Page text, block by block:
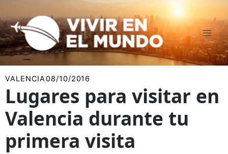
al
contenido
VALENCIA08/10/2016
Lugares para visitar en
Valencia durante tu
primera visita